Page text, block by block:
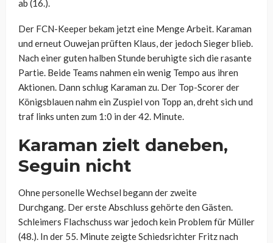
ab (16.).
Der FCN-Keeper bekam jetzt eine Menge Arbeit. Karaman
und erneut Ouwejan prüften Klaus, der jedoch Sieger blieb.
Nach einer guten halben Stunde beruhigte sich die rasante
Partie. Beide Teams nahmen ein wenig Tempo aus ihren
Aktionen. Dann schlug Karaman zu. Der Top-Scorer der
Königsblauen nahm ein Zuspiel von Topp an, dreht sich und
traf links unten zum 1:0 in der 42. Minute.
Karaman zielt daneben,
Seguin nicht
Ohne personelle Wechsel begann der zweite
Durchgang. Der erste Abschluss gehörte den Gästen.
Schleimers Flachschuss war jedoch kein Problem für Müller
(48.). In der 55. Minute zeigte Schiedsrichter Fritz nach